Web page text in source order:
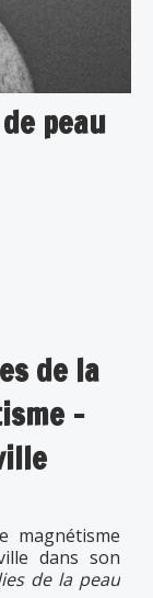
peau
de la
-
magnétisme
dans son
de la peau